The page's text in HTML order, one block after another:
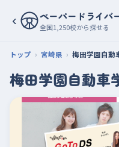
‹ ペーパードライバ
全国1,250校から探せる
トップ 宮崎県 梅田学園自動
梅田学園自動車